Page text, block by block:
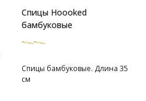
Спицы Hoooked
бамбуковые
Спицы бамбуковые. Длина 35
см